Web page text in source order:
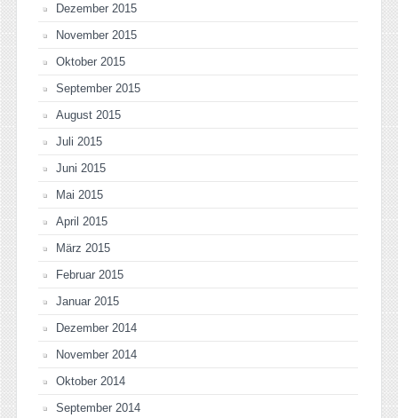
Dezember 2015
November 2015
Oktober 2015
September 2015
August 2015
Juli 2015
Juni 2015
Mai 2015
April 2015
März 2015
Februar 2015
Januar 2015
Dezember 2014
November 2014
Oktober 2014
September 2014